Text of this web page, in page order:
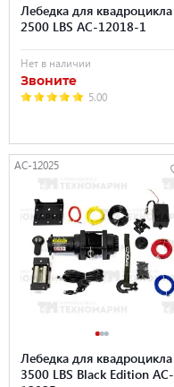
Лебедка для квадроцикла
2500 LBS AC-12018-1
Нет в наличии
Звоните
5.00
AC-12025
Лебедка для квадроцикла
3500 LBS Black Edition AC-